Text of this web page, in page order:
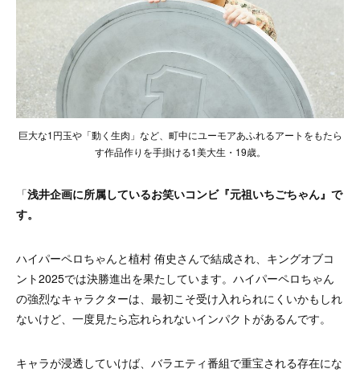
巨大な1円玉や「動く生肉」など、町中にユーモアあふれるアートをもたら
す作品作りを手掛ける1美大生・19歳。
「浅井企画に所属しているお笑いコンビ『元祖いちごちゃん』で
す。
ハイパーペロちゃんと植村 侑史さんで結成され、キングオブコ
ント2025では決勝進出を果たしています。ハイパーペロちゃん
の強烈なキャラクターは、最初こそ受け入れられにくいかもしれ
ないけど、一度見たら忘れられないインパクトがあるんです。
キャラが浸透していけば、バラエティ番組で重宝される存在にな